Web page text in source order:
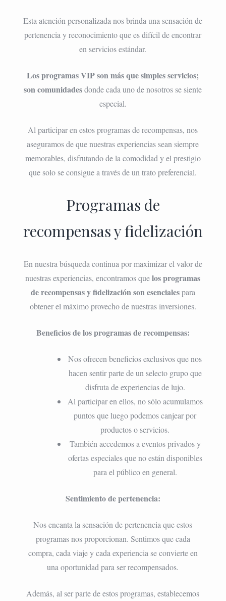
Esta atención personalizada nos brinda una sensación de
pertenencia y reconocimiento que es difícil de encontrar
en servicios estándar.
Los programas VIP son más que simples servicios;
son comunidadesdonde cada uno de nosotros se siente
especial.
Al participar en estos programas de recompensas, nos
aseguramos de que nuestras experiencias sean siempre
memorables, disfrutando de la comodidad y el prestigio
que solo se consigue a través de un trato preferencial.
Programas de
recompensas y fidelización
En nuestra búsqueda continua por maximizar el valor de
nuestras experiencias, encontramos quelos programas
de recompensas y fidelización son esencialespara
obtener el máximo provecho de nuestras inversiones.
Beneficios de los programas de recompensas:
Nos ofrecen beneficios exclusivos que nos
hacen sentir parte de un selecto grupo que
disfruta de experiencias de lujo.
Al participar en ellos, no sólo acumulamos
puntos que luego podemos canjear por
productos o servicios.
También accedemos a eventos privados y
ofertas especiales que no están disponibles
para el público en general.
Sentimiento de pertenencia:
Nos encanta la sensación de pertenencia que estos
programas nos proporcionan. Sentimos que cada
compra, cada viaje y cada experiencia se convierte en
una oportunidad para ser recompensados.
Además, al ser parte de estos programas, establecemos